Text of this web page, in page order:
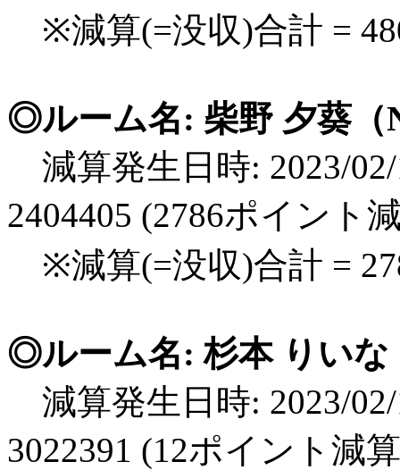
※減算(=没収)合計 =
◎ルーム名: 柴野 夕葵（
減算発生日時: 2023/
2404405 (2786ポイント
※減算(=没収)合計 =
◎ルーム名: 杉本 りいな
減算発生日時: 2023/
3022391 (12ポイント減